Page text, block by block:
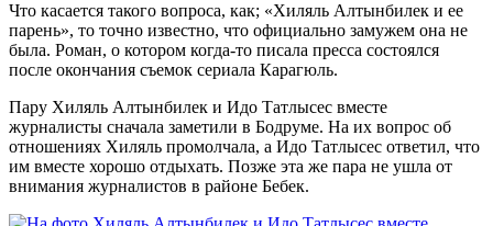
Что касается такого вопроса, как; «Хиляль Алтынбилек и ее
парень», то точно известно, что официально замужем она не
была. Роман, о котором когда-то писала пресса состоялся
после окончания съемок сериала Карагюль.
Пару Хиляль Алтынбилек и Идо Татлысес вместе
журналисты сначала заметили в Бодруме. На их вопрос об
отношениях Хиляль промолчала, а Идо Татлысес ответил, что
им вместе хорошо отдыхать. Позже эта же пара не ушла от
внимания журналистов в районе Бебек.